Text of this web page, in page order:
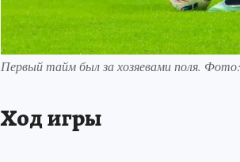
Первый тайм был за хозяевами поля.
Ход игры